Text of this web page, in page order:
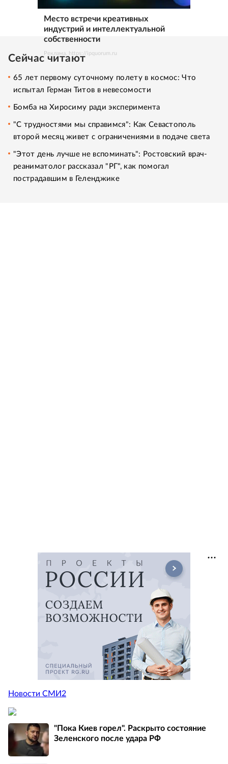
Место встречи креативных
индустрий и интеллектуальной
собственности
Реклама. https://ipquorum.ru
Сейчас читают
65 лет первому суточному полету в космос: Что
испытал Герман Титов в невесомости
Бомба на Хиросиму ради эксперимента
"С трудностями мы справимся": Как Севастополь
второй месяц живет с ограничениями в подаче света
"Этот день лучше не вспоминать": Ростовский врач-
реаниматолог рассказал "РГ", как помогал
пострадавшим в Геленджике
Новости СМИ2
"Пока Киев горел". Раскрыто состояние
Зеленского после удара РФ